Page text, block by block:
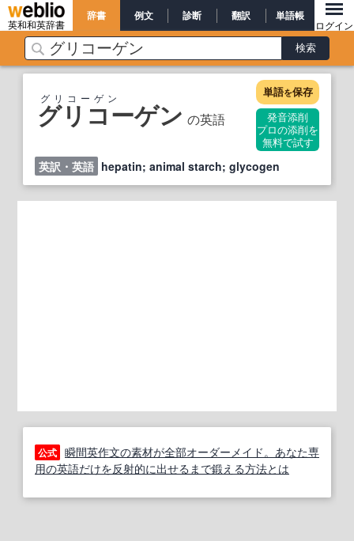
英和和英辞書
辞書 例文 診断 翻訳 単語帳
ログイン
グリコーゲン の英語
グリコーゲン 単語を保存
発音添削
プロの添削を
無料で試す
英訳・英語 hepatin; animal starch; glycogen
公式 瞬間英作文の素材が全部オーダーメイド。あなた専
用の英語だけを反射的に出せるまで鍛える方法とは